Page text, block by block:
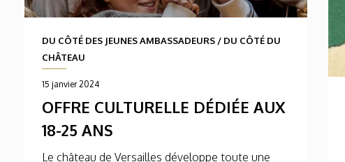
DU CÔTÉ DES JEUNES AMBASSADEURS / DU CÔTÉ DU
CHÂTEAU
15 janvier 2024
OFFRE CULTURELLE DÉDIÉE AUX
18-25 ANS
Le château de Versailles développe toute une